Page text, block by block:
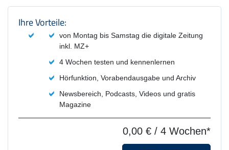
Produktzusammenfassung und
Ihre Vorteile:
von Montag bis Samstag die digitale Zeitung
inkl. MZ+
4 Wochen testen und kennenlernen
Hörfunktion, Vorabendausgabe und Archiv
Newsbereich, Podcasts, Videos und gratis
Magazine
0,00 € / 4 Wochen*